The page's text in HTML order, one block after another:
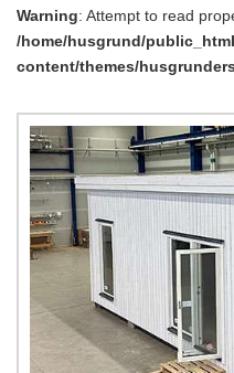
Warning: Attempt to read
/home/husgrund/
content/themes/